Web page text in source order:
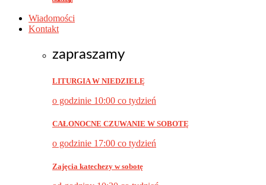
Wiadomości
Kontakt
zapraszamy
LITURGIA W NIEDZIELĘ
o godzinie 10:00 co tydzień
CAŁONOCNE CZUWANIE W SOBOTĘ
o godzinie 17:00 co tydzień
Zajęcia katechezy w sobotę